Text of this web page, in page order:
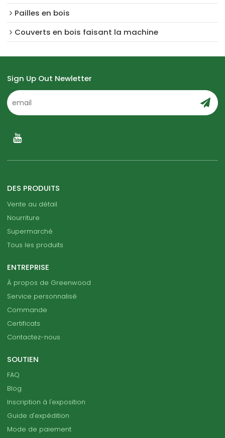
Pailles en bois
Couverts en bois faisant la machine
Sign Up Out Newletter
DES PRODUITS
Vente au détail
Nourriture
Supermarché
Tous les produits
ENTREPRISE
À propos de Greenwood
Service personnalisé
Commande
Certificats
Contactez-nous
SOUTIEN
FAQ
Blog
Inscription à l'exposition
Guide d'expédition
Mode de paiement